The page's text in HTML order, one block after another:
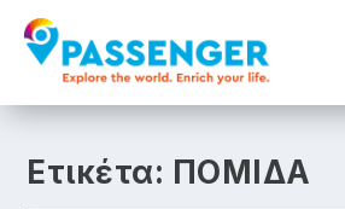
Ετικέτα: ΠΟΜΙΔΑ